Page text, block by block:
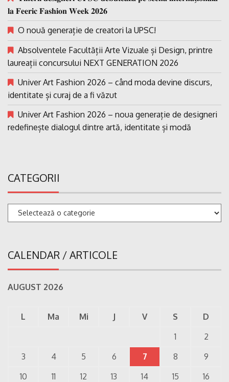
𝐥𝐚 𝐅𝐞𝐞𝐫𝐢𝐜 𝐅𝐚𝐬𝐡𝐢𝐨𝐧 𝐖𝐞𝐞𝐤 𝟐𝟎𝟐𝟔
O nouă generație de creatori la UPSC!
Absolventele Facultății Arte Vizuale și Design, printre
laureații concursului NEXT GENERATION 2026
Univer Art Fashion 2026 – când moda devine discurs,
identitate și curaj de a fi văzut
Univer Art Fashion 2026 – noua generație de designeri
redefinește dialogul dintre artă, identitate și modă
CATEGORII
Categorii
CALENDAR / ARTICOLE
AUGUST 2026
L Ma Mi J V S
D
1
2
3
4 5 6 7 8
9
10
11 12 13 14 15
16